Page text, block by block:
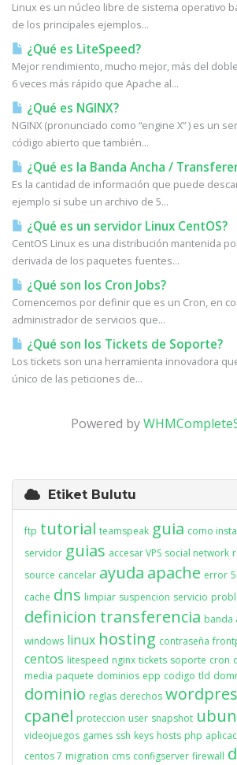
Linux es un núcleo libre de sistema operativo
de los principales ejemplos...
¿Qué es LiteSpeed?
Mejor rendimiento, mucho mejor, más del
6 veces más rápido que Apache al...
¿Qué es NGINX?
NGINX (pronunciado como “engine X” ) es un
código abierto que también...
¿Qué es la Banda Ancha /
Es la cantidad de información que puede
ejemplo si sube un archivo de 5...
¿Qué es un servidor Linux CentOS?
CentOS Linux es una distribución mantenida
derivada de los paquetes fuentes...
¿Qué son los Cron Jobs?
Comencemos por definir que es un Cron, en
administrador de servicios que...
¿Qué son los Tickets de Soporte?
Los tickets son una herramienta innovadora
único de las peticiones de...
Powered by
Etiket Bulutu
ftp tutorial teamspeak guia como
servidor guias accesar VPS social network
source cancelar ayuda apache error
cache dns limpiar suspencion servicio
definicion transferencia banda
windows linux hosting contraseña
centos litespeed nginx tickets soporte cron
media paquete dominios epp codigo tld
dominio reglas derechos
cpanel proteccion user snapshot
videojuegos games ssh keys hosts php
centos 7 migration cms configserver firewall